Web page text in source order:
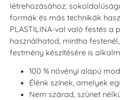
létrehozásához;
formák és más technikák
PLASTILINA-val való festés a
használhatod, mintha
festmény készítésére is
100 % növényi alapú
Élénk színek, amelyek
Nem szárad, szünet